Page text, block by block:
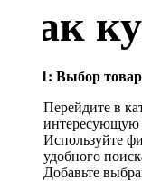
Как
Шаг 1: Выбор
Перейдите в
интересующую
Используйте
удобного
Добавьте